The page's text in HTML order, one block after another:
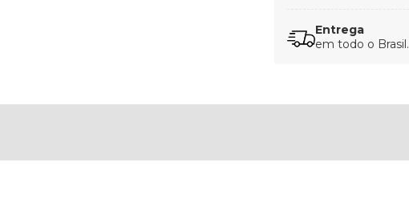
Entrega
em todo o Brasil.